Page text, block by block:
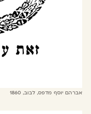
אברהם יוסף מדפס, לבוב, 1860